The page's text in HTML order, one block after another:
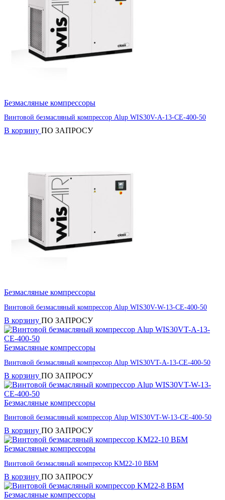
Безмасляные компрессоры
Винтовой безмасляный компрессор Alup WIS30V-A-13-CE-400-50
В корзину ПО ЗАПРОСУ
Безмасляные компрессоры
Винтовой безмасляный компрессор Alup WIS30V-W-13-CE-400-50
В корзину ПО ЗАПРОСУ
Безмасляные компрессоры
Винтовой безмасляный компрессор Alup WIS30VT-A-13-CE-400-50
В корзину ПО ЗАПРОСУ
Безмасляные компрессоры
Винтовой безмасляный компрессор Alup WIS30VT-W-13-CE-400-50
В корзину ПО ЗАПРОСУ
Безмасляные компрессоры
Винтовой безмасляный компрессор KM22-10 ВБМ
В корзину ПО ЗАПРОСУ
Безмасляные компрессоры